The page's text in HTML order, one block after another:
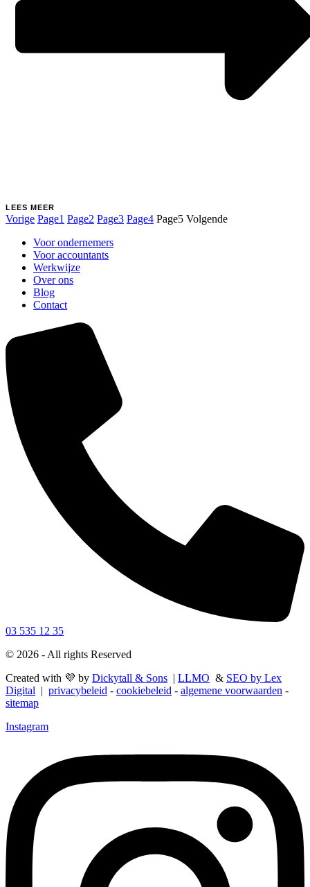
LEES MEER
Vorige Page1 Page2 Page3 Page4 Page5 Volgende
Main
Menu
Voor ondernemers
Voor accountants
Werkwijze
Over ons
Blog
Contact
03 535 12 35
© 2026 - All rights Reserved
Created with 💜 by Dickytall & Sons | LLMO & SEO by Lex
Digital | privacybeleid - cookiebeleid - algemene voorwaarden -
sitemap
Instagram